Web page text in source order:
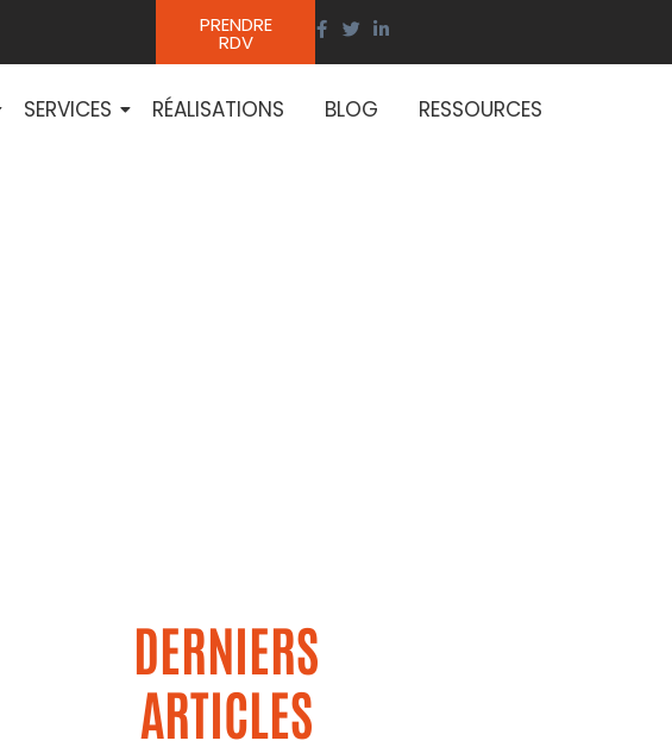
PRENDRE
RDV
SERVICES RÉALISATIONS BLOG RESSOURCES
DERNIERS
ARTICLES